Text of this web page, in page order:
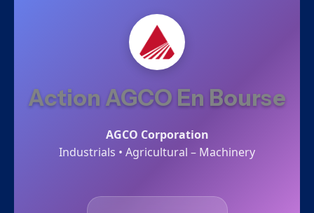
Action AGCO En Bourse
AGCO Corporation
Industrials • Agricultural – Machinery